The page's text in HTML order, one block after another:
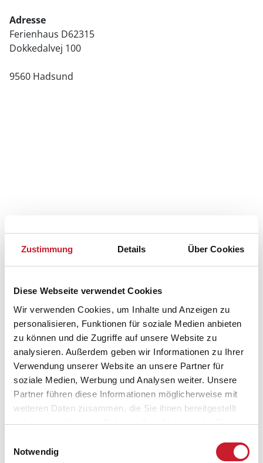
Zustimmung Details Über Cookies
Diese Webseite verwendet Cookies
Wir verwenden Cookies, um Inhalte und Anzeigen zu
personalisieren, Funktionen für soziale Medien anbieten
zu können und die Zugriffe auf unsere Website zu
analysieren. Außerdem geben wir Informationen zu Ihrer
Verwendung unserer Website an unsere Partner für
soziale Medien, Werbung und Analysen weiter. Unsere
Partner führen diese Informationen möglicherweise mit
weiteren Daten zusammen, die Sie ihnen bereitgestellt
haben oder die sie im Rahmen Ihrer Nutzung der Dienste
Notwendig
Adresse
Ferienhaus D62315
Dokkedalvej 100
9560 Hadsund
Belegungskalender
Reisedauer auswählen
Anzahl Reisende auswählen
Anreisetag im Belegungskalender anklicken
Sie bekommen Verfügbarkeit und Preis angezeigt
Hausbeschreibung und/oder der Ausstattung ergeben